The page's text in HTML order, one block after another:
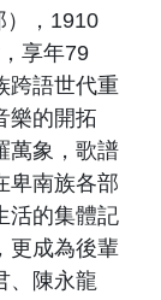
， 1910
享年79
跨語世代重
樂的開拓
萬象，歌譜
卑南族各部
活的集體記
更成為後輩
、陳永龍